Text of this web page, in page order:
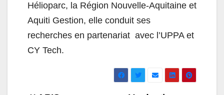
Hélioparc, la Région Nouvelle-Aquitaine et
Aquiti Gestion, elle conduit ses
recherches en partenariat avec l’UPPA et
CY Tech.